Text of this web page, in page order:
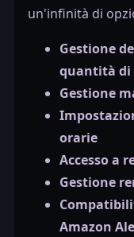
un'infinità di
Gestione
quantità di
Gestione
orarie
Accesso a
Gestione
Amazon